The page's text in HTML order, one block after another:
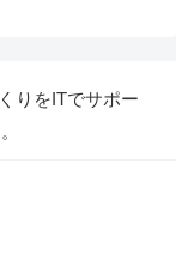
りをITでサポー